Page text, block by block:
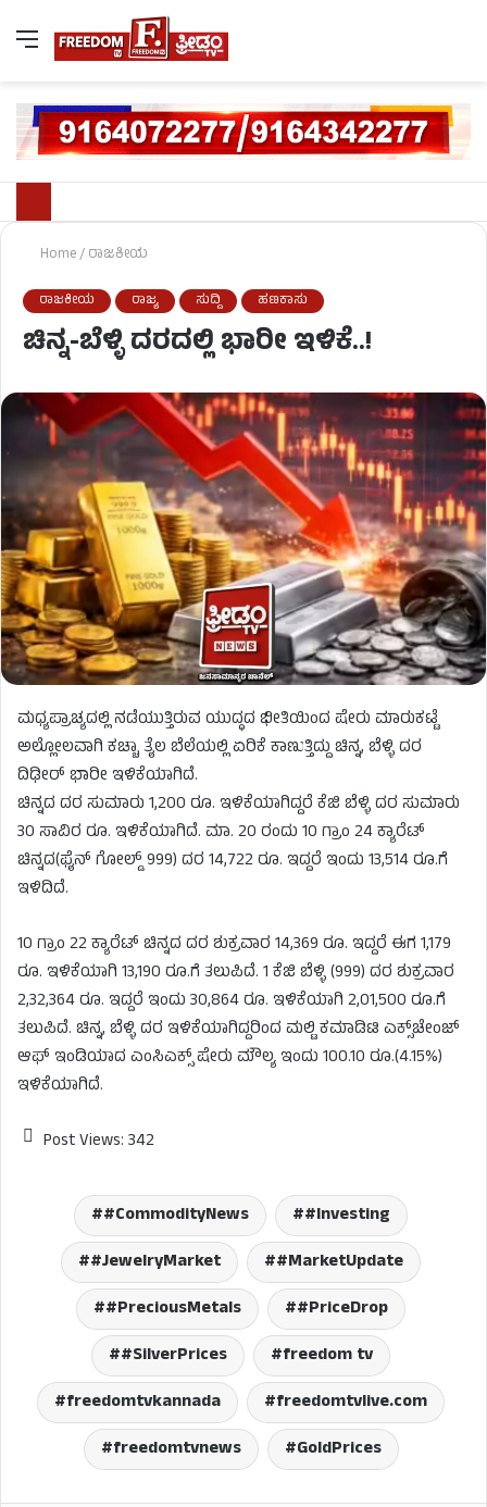
Home/ರಾಜಕೀಯ
ರಾಜಕೀಯ ರಾಜ್ಯ ಸುದ್ದಿ ಹಣಕಾಸು
ಚಿನ್ನ-ಬೆಳ್ಳಿ ದರದಲ್ಲಿ ಭಾರೀ ಇಳಿಕೆ..!
ಮಧ್ಯಪ್ರಾಚ್ಯದಲ್ಲಿ ನಡೆಯುತ್ತಿರುವ ಯುದ್ಧದ ಭೀತಿಯಿಂದ ಷೇರು ಮಾರುಕಟ್ಟೆ
ಅಲ್ಲೋಲವಾಗಿ ಕಚ್ಚಾ ತೈಲ ಬೆಲೆಯಲ್ಲಿ ಏರಿಕೆ ಕಾಣುತ್ತಿದ್ದು ಚಿನ್ನ, ಬೆಳ್ಳಿ ದರ
ದಿಢೀರ್‌ ಭಾರೀ ಇಳಿಕೆಯಾಗಿದೆ.
ಚಿನ್ನದ ದರ ಸುಮಾರು 1,200 ರೂ. ಇಳಿಕೆಯಾಗಿದ್ದರೆ ಕೆಜಿ ಬೆಳ್ಳಿ ದರ ಸುಮಾರು
30 ಸಾವಿರ ರೂ. ಇಳಿಕೆಯಾಗಿದೆ. ಮಾ. 20 ರಂದು 10 ಗ್ರಾಂ 24 ಕ್ಯಾರೆಟ್‌
ಚಿನ್ನದ(ಫೈನ್ ಗೋಲ್ಡ್‌ 999) ದರ 14,722 ರೂ. ಇದ್ದರೆ ಇಂದು 13,514 ರೂ.ಗೆ
ಇಳಿದಿದೆ.
10 ಗ್ರಾಂ 22 ಕ್ಯಾರೆಟ್‌ ಚಿನ್ನದ ದರ ಶುಕ್ರವಾರ 14,369 ರೂ. ಇದ್ದರೆ ಈಗ 1,179
ರೂ. ಇಳಿಕೆಯಾಗಿ 13,190 ರೂ.ಗೆ ತಲುಪಿದೆ. 1 ಕೆಜಿ ಬೆಳ್ಳಿ (999) ದರ ಶುಕ್ರವಾರ
2,32,364 ರೂ. ಇದ್ದರೆ ಇಂದು 30,864 ರೂ. ಇಳಿಕೆಯಾಗಿ 2,01,500 ರೂ.ಗೆ
ತಲುಪಿದೆ. ಚಿನ್ನ, ಬೆಳ್ಳಿ ದರ ಇಳಿಕೆಯಾಗಿದ್ದರಿಂದ ಮಲ್ಟಿ ಕಮಾಡಿಟಿ ಎಕ್ಸ್‌ಚೇಂಜ್‌
ಆಫ್‌ ಇಂಡಿಯಾದ ಎಂಸಿಎಕ್ಸ್‌ ಷೇರು ಮೌಲ್ಯ ಇಂದು 100.10 ರೂ.(4.15%)
ಇಳಿಕೆಯಾಗಿದೆ.
Post Views: 342
#CommodityNews
#Investing
#JewelryMarket
#MarketUpdate
#PreciousMetals
#PriceDrop
#SilverPrices
freedom tv
freedomtvkannada
freedomtvlive.com
freedomtvnews
GoldPrices